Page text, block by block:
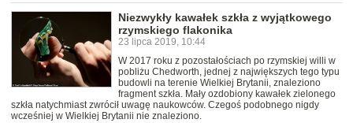
Niezwykły kawałek szkła z wyjątkowego
rzymskiego flakonika
23 lipca 2019, 10:44
W 2017 roku z pozostałościach po rzymskiej willi w
pobliżu Chedworth, jednej z największych tego typu
budowli na terenie Wielkiej Brytanii, znaleziono
fragment szkła. Mały ozdobiony kawałek zielonego
szkła natychmiast zwrócił uwagę naukowców. Czegoś podobnego nigdy
wcześniej w Wielkiej Brytanii nie znaleziono.